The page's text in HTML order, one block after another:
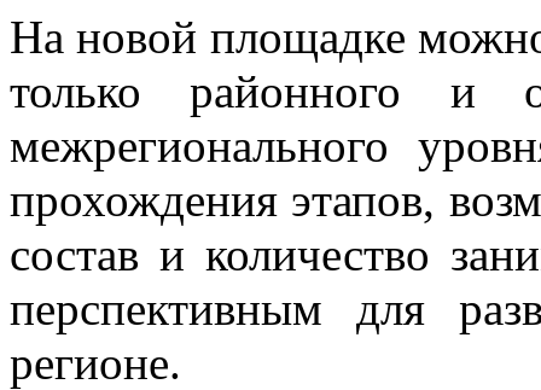
На новой площадке
только районного и
межрегионального
прохождения этапов,
состав и количество
перспективным для
регионе.